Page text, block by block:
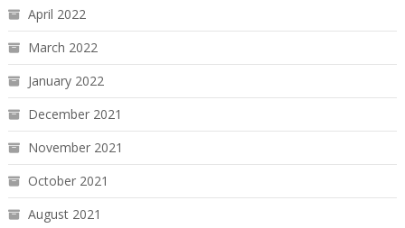
April 2022
March 2022
January 2022
December 2021
November 2021
October 2021
August 2021